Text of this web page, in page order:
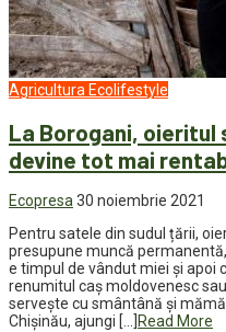
Agricultura Ecolifestyle
La Borogani, oieritul
devine tot mai
Ecopresa30 noiembrie 2021
Pentru satele din sudul țării,
presupune muncă
e timpul de vândut miei și apoi
renumitul caș moldovenesc
servește cu smântână și
Chișinău, ajungi […] Read More